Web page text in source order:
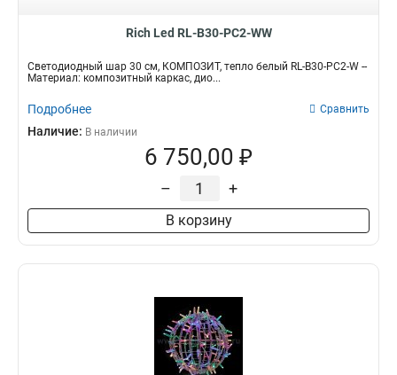
Rich Led RL-B30-PC2-WW
Светодиодный шар 30 см, КОМПОЗИТ, тепло белый RL-B30-PC2-W --
Материал: композитный каркас, дио...
Подробнее Сравнить
Наличие: В наличии
6 750,00 ₽
– +
В корзину